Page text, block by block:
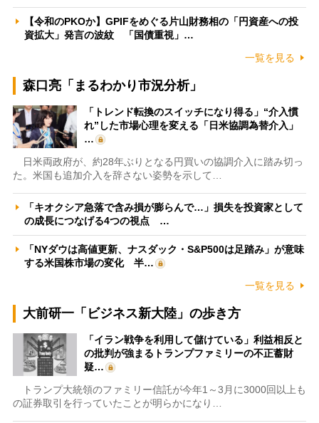
【令和のPKOか】GPIFをめぐる片山財務相の「円資産への投
資拡大」発言の波紋 「国債重視」…
一覧を見る
森口亮「まるわかり市況分析」
「トレンド転換のスイッチになり得る」“介入慣
れ”した市場心理を変える「日米協調為替介入」
…
日米両政府が、約28年ぶりとなる円買いの協調介入に踏み切っ
た。米国も追加介入を辞さない姿勢を示して…
「キオクシア急落で含み損が膨らんで…」損失を投資家として
の成長につなげる4つの視点 …
「NYダウは高値更新、ナスダック・S&P500は足踏み」が意味
する米国株市場の変化 半…
一覧を見る
大前研一「ビジネス新大陸」の歩き方
「イラン戦争を利用して儲けている」利益相反と
の批判が強まるトランプファミリーの不正蓄財
疑…
トランプ大統領のファミリー信託が今年1～3月に3000回以上も
の証券取引を行っていたことが明らかになり…